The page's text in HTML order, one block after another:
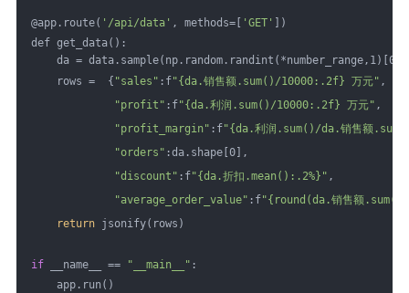
@app.route( '/api/data' , methods=[ 'GET'
])
def get_data():
da = data.sample(np.random.randint(*number_range,1)[0])
rows =  { "sales" :f"{da.销售额.sum()/10000:.2f} 万元" ,
"profit" :f"{da.利润.sum()/10000:.2f} 万元" ,
"profit_margin" :f"{da.利润.sum()/da.销售额
"orders" :da.shape[0],
"discount" :f"{da.折扣.mean():.2%}" ,
"average_order_value" :f"{round(da.销售额
return jsonify(rows)
if __name__ == "__main__" :
app.run()